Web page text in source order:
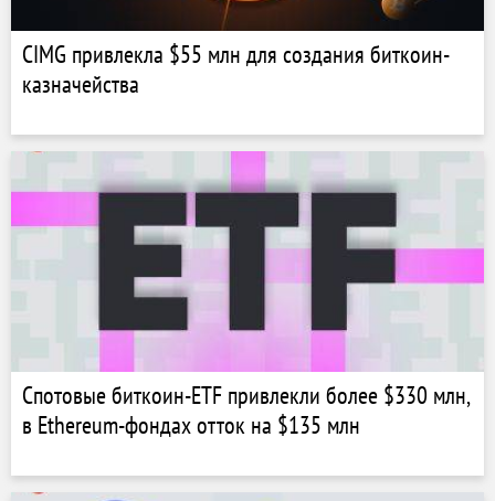
CIMG привлекла $55 млн для создания биткоин-
казначейства
Спотовые биткоин-ETF привлекли более $330 млн,
в Ethereum-фондах отток на $135 млн